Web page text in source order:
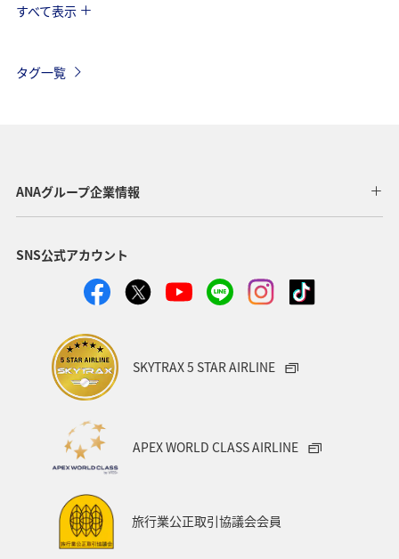
北海道
東京都 九州地方 神奈川県 栃木県
家族旅行 ロウニンアジ（GT）
四国地方 歴史・文化・芸術 西表島
群馬県 鹿児島県
アメリカ アメリカ・カナダ・中南米
中国地方
石垣 沖縄県
富山県 宮崎県
メジナ イギリス
すべて表示
タグ一覧
ANAグループ企業情報
SNS公式アカウント
SKYTRAX 5 STAR AIRLINE
APEX WORLD CLASS AIRLINE
旅行業公正取引協議会会員